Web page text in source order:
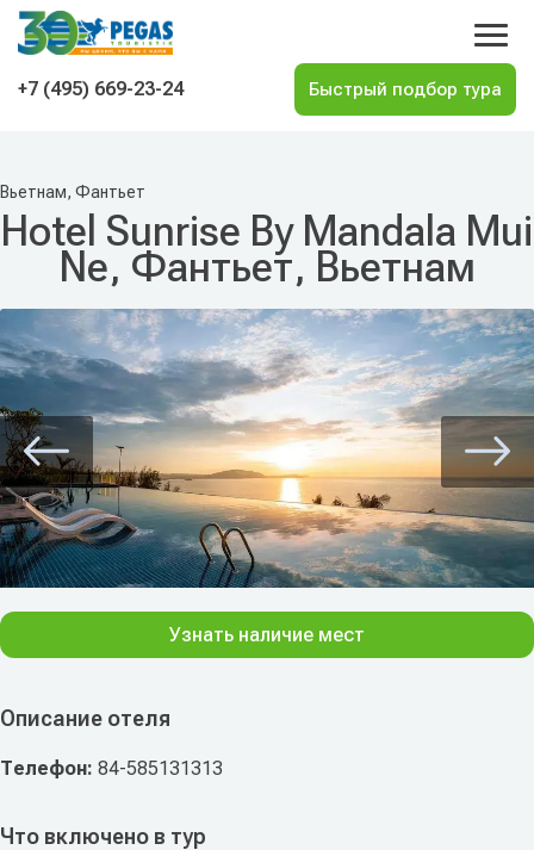
На главную
+7 (495) 669-23-24
Вьетнам, Фантьет
Hotel Sunrise By Mandala Mui
Ne, Фантьет, Вьетнам
Описание отеля
Телефон: 84-585131313
Что включено в тур
Узнать наличие мест